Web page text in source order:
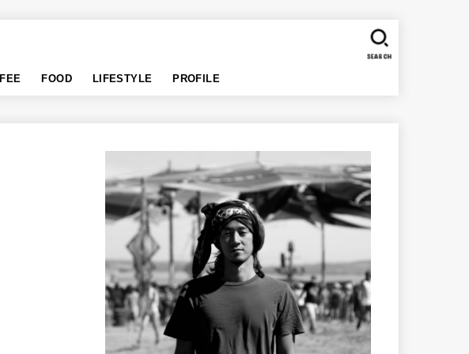
FOOD LIFESTYLE PROFILE
SEARCH